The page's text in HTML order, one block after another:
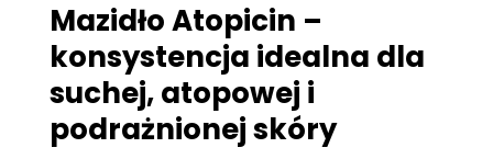
Mazidło Atopicin –
konsystencja idealna dla
suchej, atopowej i
podrażnionej skóry